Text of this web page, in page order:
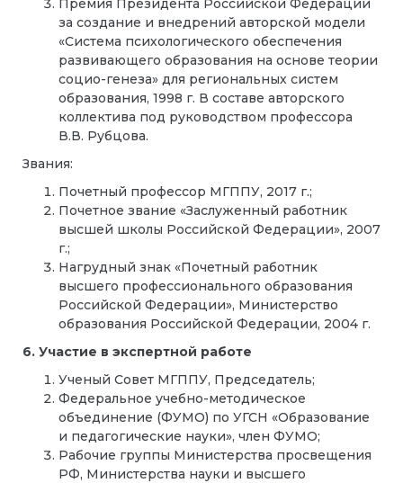
за создание и внедрений авторской модели
«Система психологического обеспечения
развивающего образования на основе теории
социо-генеза» для региональных систем
образования, 1998 г. В составе авторского
коллектива под руководством профессора
В.В. Рубцова.
Звания:
Почетный профессор МГППУ, 2017 г.;
Почетное звание «Заслуженный работник
высшей школы Российской Федерации», 2007
г.;
Нагрудный знак «Почетный работник
высшего профессионального образования
Российской Федерации», Министерство
образования Российской Федерации, 2004 г.
6. Участие в экспертной работе
Ученый Совет МГППУ, Председатель;
Федеральное учебно-методическое
объединение (ФУМО) по УГСН «Образование
и педагогические науки», член ФУМО;
Рабочие группы Министерства просвещения
РФ, Министерства науки и высшего